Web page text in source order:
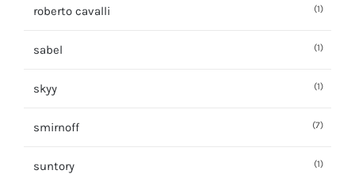
roberto cavalli (1)
sabel (1)
skyy (1)
smirnoff (7)
suntory (1)